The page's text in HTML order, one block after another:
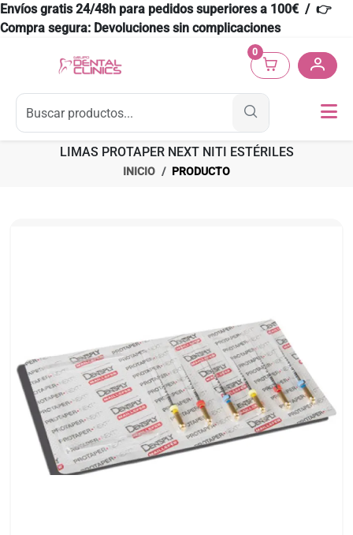
Envíos gratis 24/48h para pedidos superiores a 100€ / 👉
Compra segura: Devoluciones sin complicaciones
0
LIMAS PROTAPER NEXT NITI ESTÉRILES
INICIO PRODUCTO